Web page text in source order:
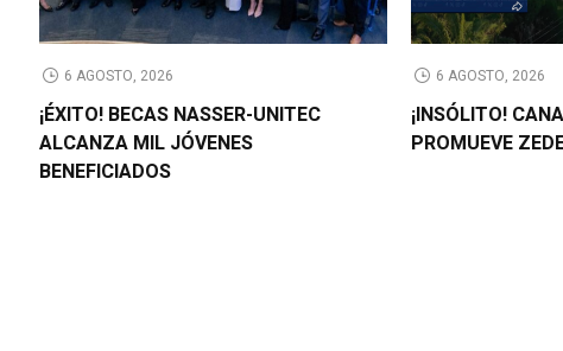
6 AGOSTO, 2026
¡ÉXITO! BECAS NASSER-UNITEC
ALCANZA MIL JÓVENES
BENEFICIADOS
6 AGOSTO, 2026
¡INSÓLITO!
PROMUEVE